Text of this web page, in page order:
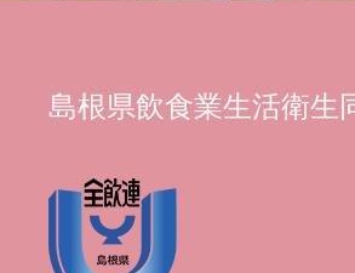
島根県飲食業生活衛生